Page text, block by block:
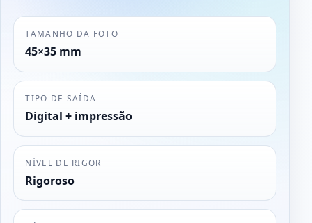
TAMANHO DA FOTO
45×35 mm
TIPO DE SAÍDA
Digital + impressão
NÍVEL DE RIGOR
Rigoroso